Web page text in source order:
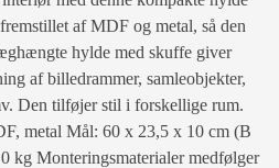
af MDF og metal, så den
hylde med skuffe giver
af billedrammer, samleobjekter,
Den tilføjer stil i forskellige rum.
metal Mål: 60 x 23,5 x 10 cm (B
kg Monteringsmaterialer medfølger